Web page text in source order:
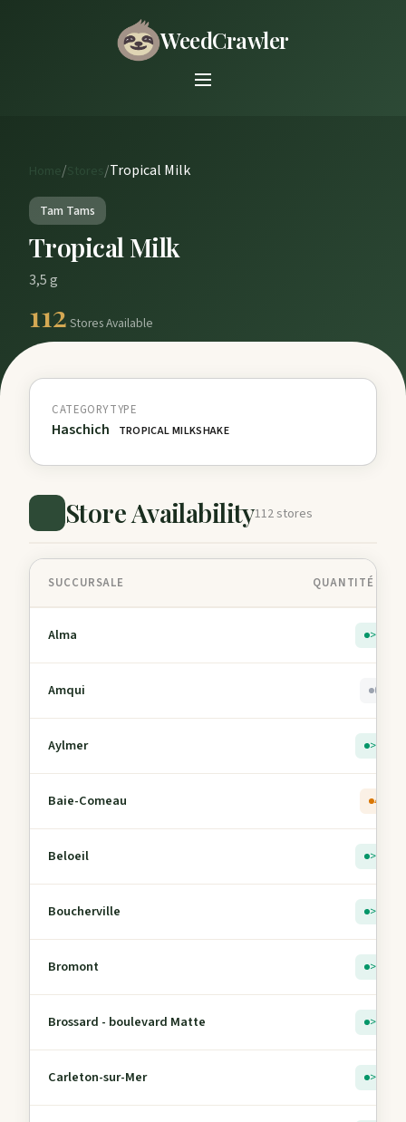
WeedCrawler
Home / /Tropical Milk
Tam Tams
Tropical Milk
3,5 g
112 Stores Available
CATEGORY
Haschich
TYPE
TROPICAL MILKSHAKE
Store Availability112 stores
SUCCURSALE QUANTITÉ EN
Alma > 5
Amqui 0
Aylmer > 5
Baie-Comeau 4
Beloeil > 5
Boucherville > 5
Bromont > 5
Brossard - boulevard Matte > 5
Carleton-sur-Mer > 5